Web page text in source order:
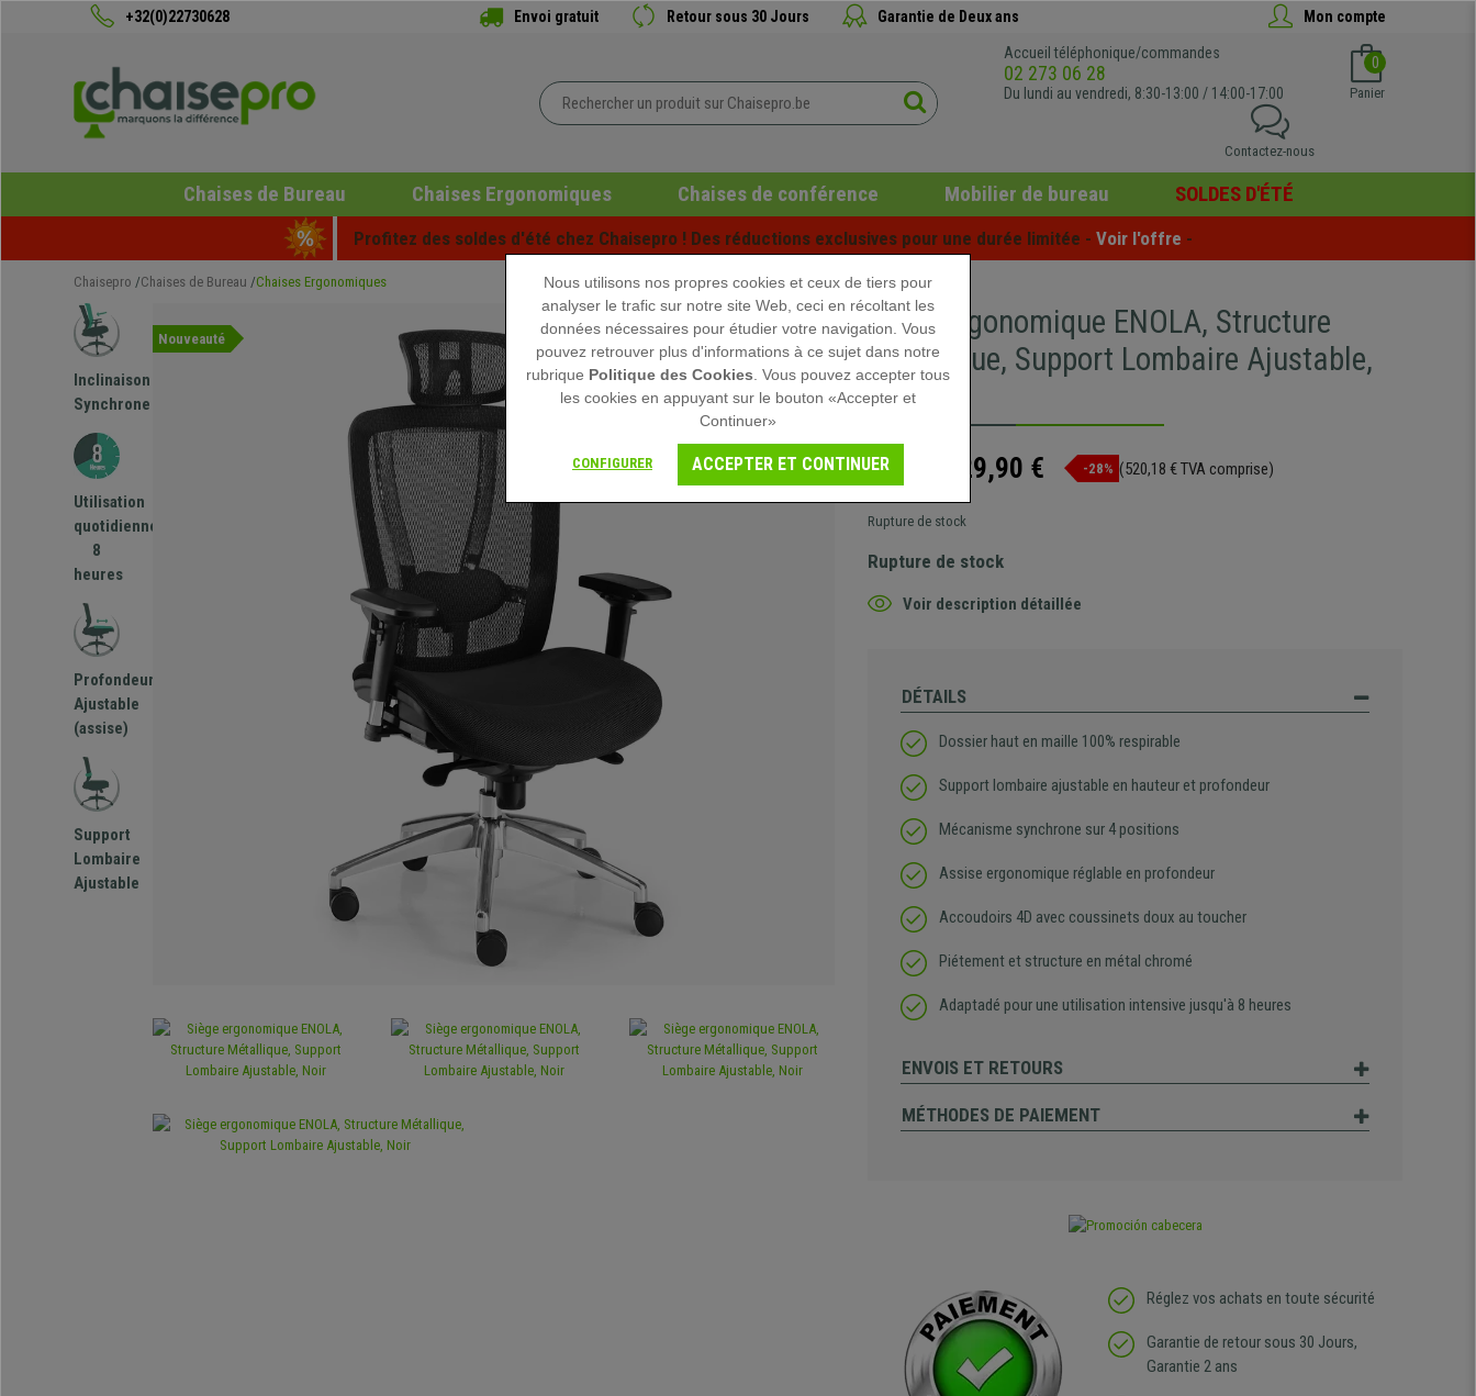
+32(0)22730628 Envoi gratuit Retour sous 30 Jours Garantie de Deux ans Mon compte
Accueil téléphonique/commandes
02 273 06 28
Du lundi au vendredi, 8:30-13:00 / 14:00-17:00
0
Panier
Contactez-nous
Chaises de Bureau Chaises Ergonomiques Chaises de conférence Mobilier de bureau SOLDES D'ÉTÉ
Profitez des soldes d'été chez Chaisepro ! Des réductions exclusives pour une durée limitée - Voir l'offre -
Chaisepro Chaises de Bureau Chaises Ergonomiques
Inclinaison
Synchrone
Utilisation
quotidienne
8
heures
Profondeur
Ajustable
(assise)
Support
Lombaire
Ajustable
Nouveauté
Siège ergonomique ENOLA, Structure
Métallique, Support Lombaire Ajustable,
Noir
599,90 € 429,90 € -28% (520,18 € TVA comprise)
Rupture de stock
Rupture de stock
Voir description détaillée
DÉTAILS
Dossier haut en maille 100% respirable
Support lombaire ajustable en hauteur et profondeur
Mécanisme synchrone sur 4 positions
Assise ergonomique réglable en profondeur
Accoudoirs 4D avec coussinets doux au toucher
Piétement et structure en métal chromé
Adaptadé pour une utilisation intensive jusqu'à 8 heures
ENVOIS ET RETOURS
MÉTHODES DE PAIEMENT
Réglez vos achats en toute sécurité
Garantie de retour sous 30 Jours,
Garantie 2 ans
Nous utilisons nos propres cookies et ceux de tiers pour
analyser le trafic sur notre site Web, ceci en récoltant les
données nécessaires pour étudier votre navigation. Vous
pouvez retrouver plus d'informations à ce sujet dans notre
rubrique Politique des Cookies . Vous pouvez accepter tous
les cookies en appuyant sur le bouton «Accepter et
Continuer»
CONFIGURER ACCEPTER ET CONTINUER